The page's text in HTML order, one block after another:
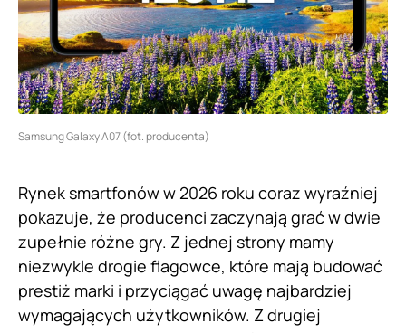
Samsung Galaxy A07 (fot. producenta)
Rynek smartfonów w 2026 roku coraz wyraźniej
pokazuje, że producenci zaczynają grać w dwie
zupełnie różne gry. Z jednej strony mamy
niezwykle drogie flagowce, które mają budować
prestiż marki i przyciągać uwagę najbardziej
wymagających użytkowników. Z drugiej